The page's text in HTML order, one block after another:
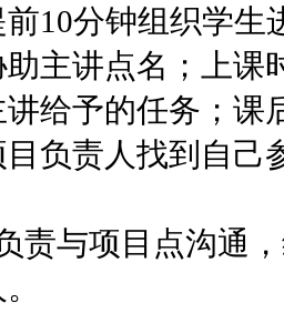
10分钟组织学生
主讲点名；上课
给予的任务；课
负责人找到自己
责与项目点沟通